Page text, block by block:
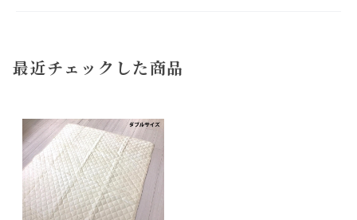
最近チェックした商品